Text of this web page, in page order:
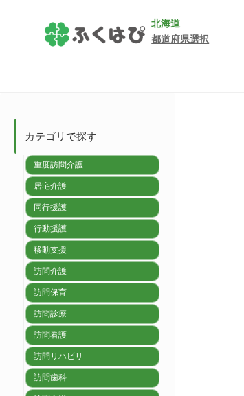
北海道
都道府県選択
カテゴリで探す
重度訪問介護
居宅介護
同行援護
行動援護
移動支援
訪問介護
訪問保育
訪問診療
訪問看護
訪問リハビリ
訪問歯科